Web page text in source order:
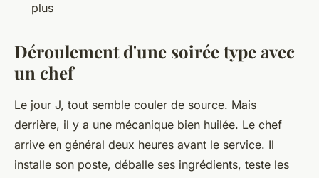
plus
Déroulement d'une soirée type avec
un chef
Le jour J, tout semble couler de source. Mais
derrière, il y a une mécanique bien huilée. Le chef
arrive en général deux heures avant le service. Il
installe son poste, déballe ses ingrédients, teste les